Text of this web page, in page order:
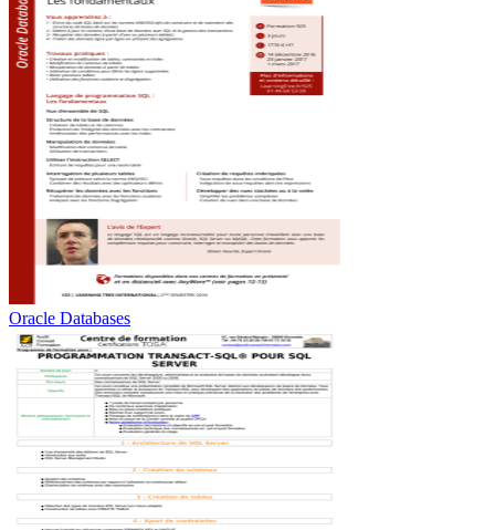
Oracle Databases